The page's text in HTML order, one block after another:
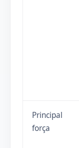
Principal
força